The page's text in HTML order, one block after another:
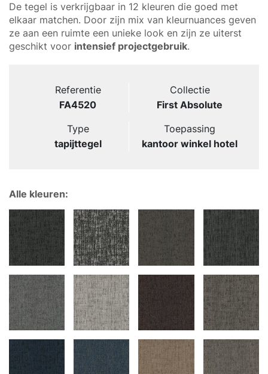
De tegel is verkrijgbaar in 12 kleuren die goed met
elkaar matchen. Door zijn mix van kleurnuances geven
ze aan een ruimte een unieke look en zijn ze uiterst
geschikt voor intensief projectgebruik.
Referentie
FA4520
Collectie
First Absolute
Type
tapijttegel
Toepassing
kantoor winkel hotel
Alle kleuren: